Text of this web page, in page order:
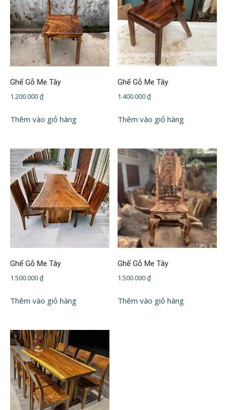
Ghế Gỗ Me Tây
1.200.000₫
Thêm vào giỏ hàng
Ghế Gỗ Me Tây
1.400.000₫
Thêm vào giỏ hàng
Ghế Gỗ Me Tây
1.500.000₫
Thêm vào giỏ hàng
Ghế Gỗ Me Tây
1.500.000₫
Thêm vào giỏ hàng